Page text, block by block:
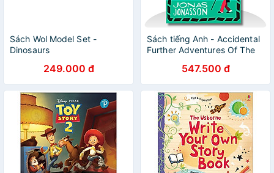
Sách Wol Model Set -
Dinosaurs
249.000 đ
Sách tiếng Anh - Accidental
Further Adventures Of The
547.500 đ